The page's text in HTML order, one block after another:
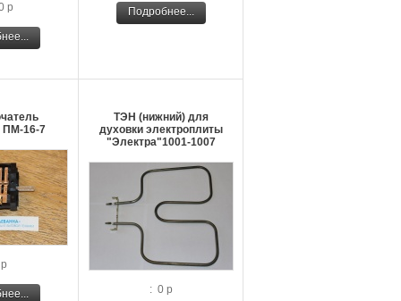
р Подробнее...
ПМ-16-7
ТЭН (нижний) для
духовки электроплиты
"Электра"1001-1007
: 0 р